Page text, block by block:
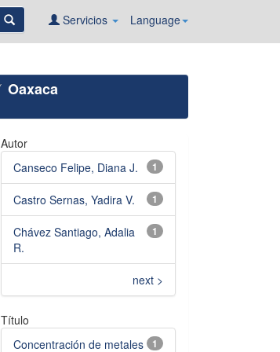
Language
Servicios
Oaxaca
Autor
1
Canseco Felipe, Diana J.
1
Castro Sernas, Yadira V.
1
Chávez Santiago, Adalia
R.
next >
Título
1
Concentración de metales